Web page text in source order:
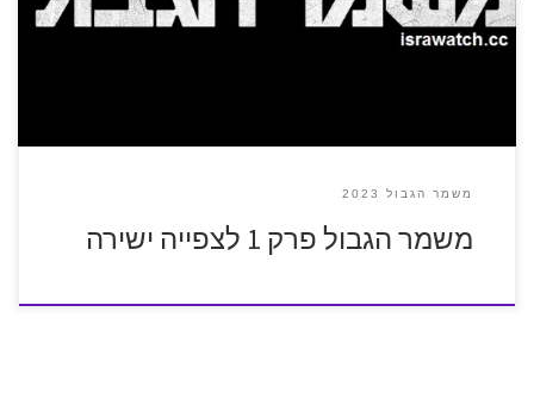
משמר הגבול 2023
משמר הגבול פרק 1 לצפייה ישירה